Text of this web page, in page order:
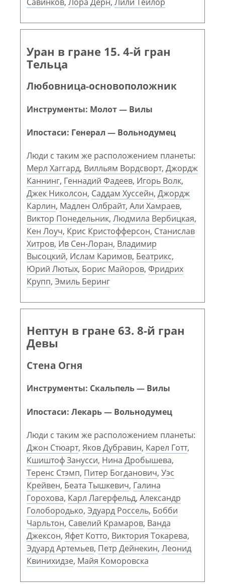
Уран в гране 15. 4-й гран
Тельца
Любовница-основоположник
Инструменты: Молот — Вилы
Ипостаси: Генерал — Вольнодумец
Люди с таким же расположением планеты:
Мерл Хаггард, Вилльям Вордсворт, Джордж
Каннинг, Геннадий Фадеев, Игорь Волк,
Джек Николсон, Саддам Хуссейн, Джордж
Карлин, Мадлен Олбрайт, Али Хамраев,
Виктор Понедельник, Людмила Вербицкая,
Кен Лоуч, Крис Кристофферсон, Станислав
Хитров, Ив Сен-Лоран, Владимир
Высоцкий, Ислам Каримов, Беатрикс,
Юрий Лютых, Борис Майоров, Фридрих
Крупп, Эмиль Беринг
Нептун в гране 63. 8-й гран
Девы
Стена Огня
Инструменты: Скальпель — Вилы
Ипостаси: Лекарь — Вольнодумец
Люди с таким же расположением планеты:
Джон Стюарт, Яков Дубравин, Карел Готт,
Кшиштоф Занусси, Нина Дробышева,
Теренс Стэмп, Питер Богданович, Уэс
Крейвен, Беата Тышкевич, Галина
Горохова, Карл Лагерфельд, Александр
Голобородько, Эдуард Россель, Бобби
Чарльтон, Савелий Крамаров, Ванда
Джексон, Яфет Котто, Виктория Токарева,
Эдуард Артемьев, Петр Дейнекин, Леонид
Квинихидзе, Майя Коморовска